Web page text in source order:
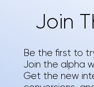
Join
Be the first to
Join the alpha
Get the new